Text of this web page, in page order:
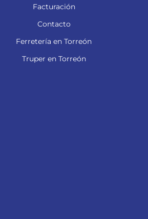
Facturación
Contacto
Ferretería en Torreón
Truper en Torreón